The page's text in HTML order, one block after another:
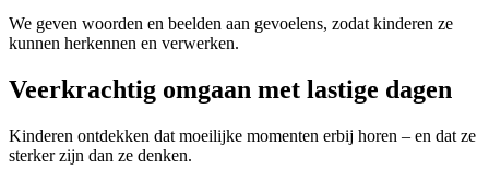
We geven woorden en beelden aan gevoelens, zodat kinderen ze
kunnen herkennen en verwerken.
Veerkrachtig omgaan met lastige dagen
Kinderen ontdekken dat moeilijke momenten erbij horen – en dat ze
sterker zijn dan ze denken.